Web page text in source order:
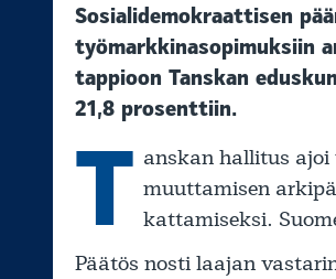
Sosialidemokraattisen
työmarkkinasopimuksiin
tappioon Tanskan
21,8 prosenttiin.
T anskan hallitus ajoi
muuttamisen
kattamiseksi.
Päätös nosti laajan